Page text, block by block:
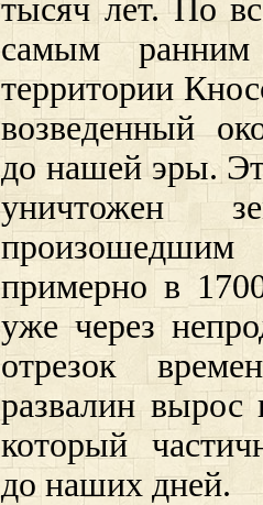
тысяч лет. По
самым
территории
возведенный
до нашей эры.
уничтожен
примерно в
уже через
отрезок
развалин вырос
который
до наших дней.